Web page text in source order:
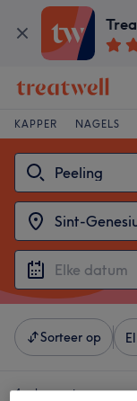
KAPPER NAGELS
Sorteer op
4 salons met: